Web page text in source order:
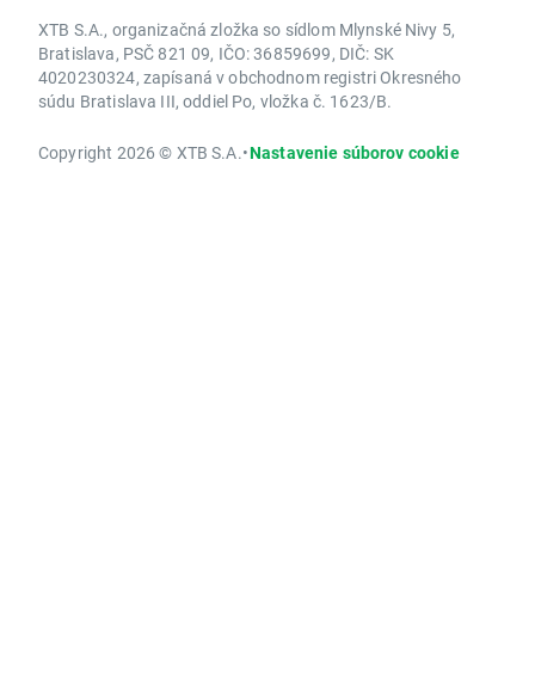
XTB S.A., organizačná zložka so sídlom Mlynské Nivy 5,
Bratislava, PSČ 821 09, IČO: 36859699, DIČ: SK
4020230324, zapísaná v obchodnom registri Okresného
súdu Bratislava III, oddiel Po, vložka č. 1623/B.
Copyright 2026 © XTB S.A.•Nastavenie súborov cookie